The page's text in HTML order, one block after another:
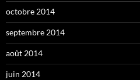
octobre 2014
septembre 2014
août 2014
juin 2014